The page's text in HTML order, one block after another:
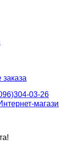
03-26